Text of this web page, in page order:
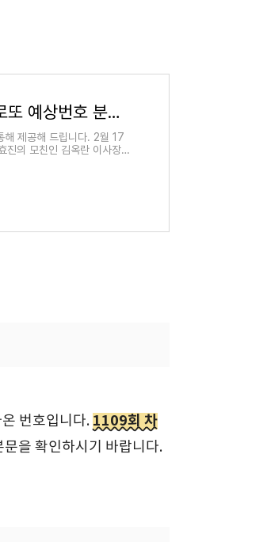
1108회 로또 당첨번호 이번주 복권 로또 예상번호 분석
해 제공해 드립니다. 2월 17
진의 모친인 김옥란 이사장님
번호입니다. 1109회 차
을 확인하시기 바랍니다.